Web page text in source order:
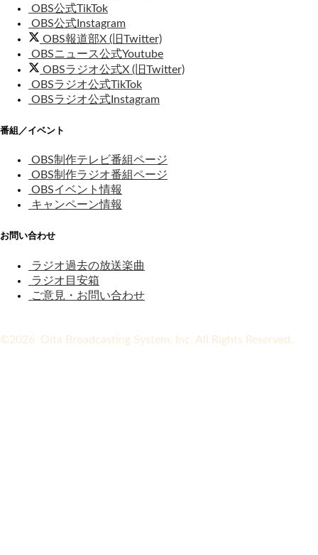
OBS公式TikTok
OBS公式Instagram
OBS報道部X (旧Twitter)
OBSニュース公式Youtube
OBSラジオ公式X (旧Twitter)
OBSラジオ公式TikTok
OBSラジオ公式Instagram
番組／イベント
OBS制作テレビ番組ページ
OBS制作ラジオ番組ページ
OBSイベント情報
キャンペーン情報
お問い合わせ
ラジオ過去の放送楽曲
ラジオ目安箱
ご意見・お問い合わせ
©2026 Oita Broadcasting System, Inc. All Rights Reserved.